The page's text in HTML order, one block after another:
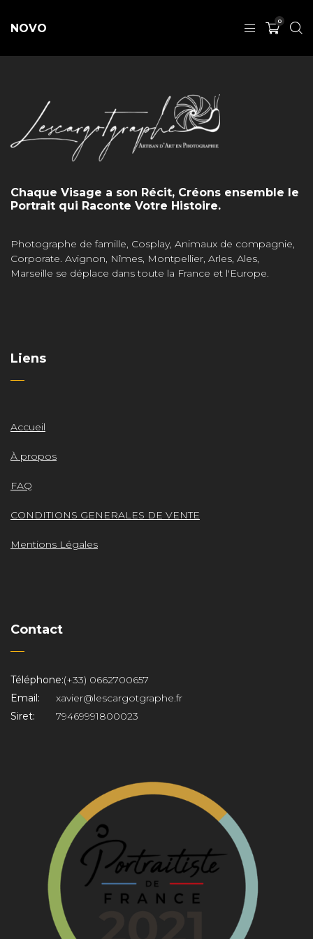
NOVO
0
Chaque Visage a son Récit, Créons ensemble le
Portrait qui Raconte Votre Histoire.
Photographe de famille, Cosplay, Animaux de compagnie,
Corporate. Avignon, Nîmes, Montpellier, Arles, Ales,
Marseille se déplace dans toute la France et l'Europe.
Liens
Accueil
À propos
FAQ
CONDITIONS GENERALES DE VENTE
Mentions Légales
Contact
Téléphone:(+33) 0662700657
Email:
xavier@lescargotgraphe.fr
Siret:
79469991800023